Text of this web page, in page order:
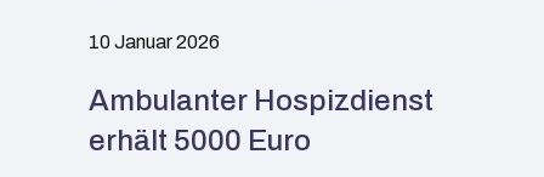
10 Januar 2026
Ambulanter Hospizdienst
erhält 5000 Euro